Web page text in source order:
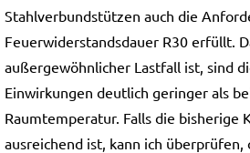
Stahlverbundstützen auch die
Feuerwiderstandsdauer R30 erfüllt.
außergewöhnlicher Lastfall ist, sind
Einwirkungen deutlich geringer als
Raumtemperatur. Falls die bisherige
ausreichend ist, kann ich